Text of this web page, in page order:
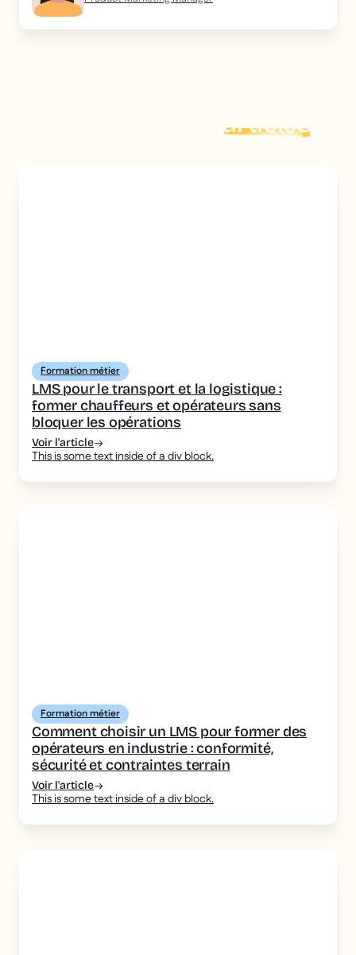
articles
Formation métier
LMS pour le transport et la logistique :
former chauffeurs et opérateurs sans
bloquer les opérations
Voir l'article
This is some text inside of a div block.
Formation métier
Comment choisir un LMS pour former des
opérateurs en industrie : conformité,
sécurité et contraintes terrain
Voir l'article
This is some text inside of a div block.